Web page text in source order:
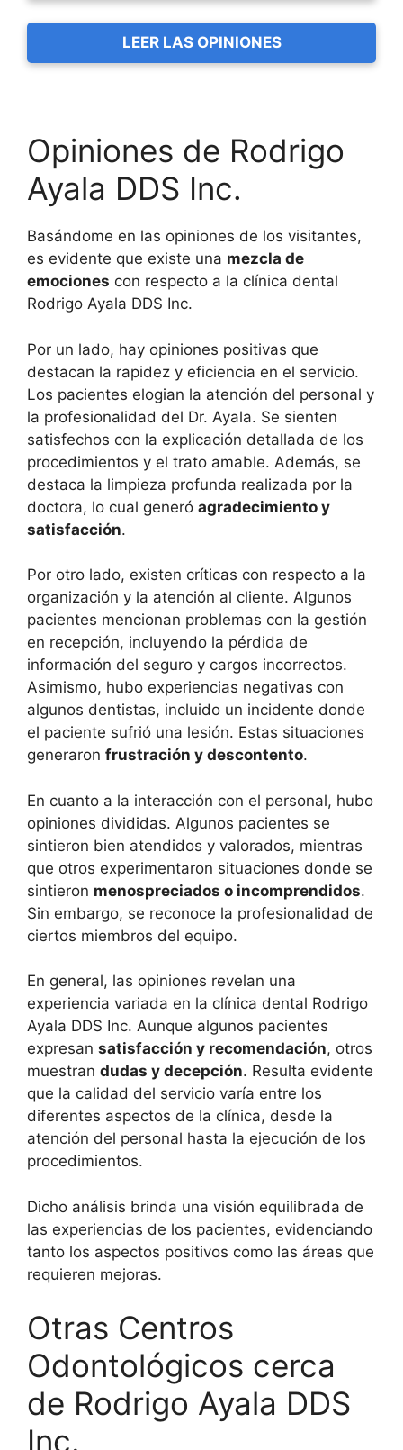
LEER LAS OPINIONES
Opiniones de Rodrigo
Ayala DDS Inc.
Basándome en las opiniones de los visitantes,
es evidente que existe una mezcla de
emociones con respecto a la clínica dental
Rodrigo Ayala DDS Inc.
Por un lado, hay opiniones positivas que
destacan la rapidez y eficiencia en el servicio.
Los pacientes elogian la atención del personal y
la profesionalidad del Dr. Ayala. Se sienten
satisfechos con la explicación detallada de los
procedimientos y el trato amable. Además, se
destaca la limpieza profunda realizada por la
doctora, lo cual generó agradecimiento y
satisfacción.
Por otro lado, existen críticas con respecto a la
organización y la atención al cliente. Algunos
pacientes mencionan problemas con la gestión
en recepción, incluyendo la pérdida de
información del seguro y cargos incorrectos.
Asimismo, hubo experiencias negativas con
algunos dentistas, incluido un incidente donde
el paciente sufrió una lesión. Estas situaciones
generaron frustración y descontento.
En cuanto a la interacción con el personal, hubo
opiniones divididas. Algunos pacientes se
sintieron bien atendidos y valorados, mientras
que otros experimentaron situaciones donde se
sintieron menospreciados o incomprendidos.
Sin embargo, se reconoce la profesionalidad de
ciertos miembros del equipo.
En general, las opiniones revelan una
experiencia variada en la clínica dental Rodrigo
Ayala DDS Inc. Aunque algunos pacientes
expresan satisfacción y recomendación, otros
muestran dudas y decepción. Resulta evidente
que la calidad del servicio varía entre los
diferentes aspectos de la clínica, desde la
atención del personal hasta la ejecución de los
procedimientos.
Dicho análisis brinda una visión equilibrada de
las experiencias de los pacientes, evidenciando
tanto los aspectos positivos como las áreas que
requieren mejoras.
Otras Centros
Odontológicos cerca
de Rodrigo Ayala DDS
Inc.